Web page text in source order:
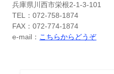
兵庫県川西市栄根2-1-3-101
TEL：072-758-1874
FAX：072-774-1874
e-mail： こちらからどうぞ